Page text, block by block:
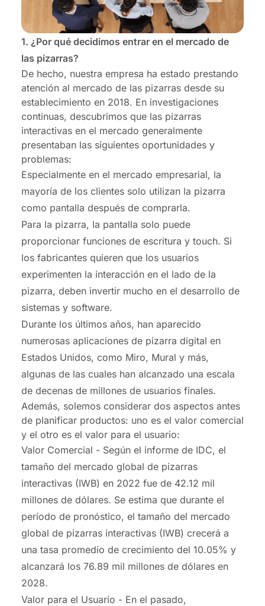
1. ¿Por qué decidimos entrar en el mercado de
las pizarras?
De hecho, nuestra empresa ha estado prestando
atención al mercado de las pizarras desde su
establecimiento en 2018. En investigaciones
continuas, descubrimos que las pizarras
interactivas en el mercado generalmente
presentaban las siguientes oportunidades y
problemas:
Especialmente en el mercado empresarial, la
mayoría de los clientes solo utilizan la pizarra
como pantalla después de comprarla.
Para la pizarra, la pantalla solo puede
proporcionar funciones de escritura y touch. Si
los fabricantes quieren que los usuarios
experimenten la interacción en el lado de la
pizarra, deben invertir mucho en el desarrollo de
sistemas y software.
Durante los últimos años, han aparecido
numerosas aplicaciones de pizarra digital en
Estados Unidos, como Miro, Mural y más,
algunas de las cuales han alcanzado una escala
de decenas de millones de usuarios finales.
Además, solemos considerar dos aspectos antes
de planificar productos: uno es el valor comercial
y el otro es el valor para el usuario:
Valor Comercial - Según el informe de IDC, el
tamaño del mercado global de pizarras
interactivas (IWB) en 2022 fue de 42.12 mil
millones de dólares. Se estima que durante el
período de pronóstico, el tamaño del mercado
global de pizarras interactivas (IWB) crecerá a
una tasa promedio de crecimiento del 10.05% y
alcanzará los 76.89 mil millones de dólares en
2028.
Valor para el Usuario - En el pasado,